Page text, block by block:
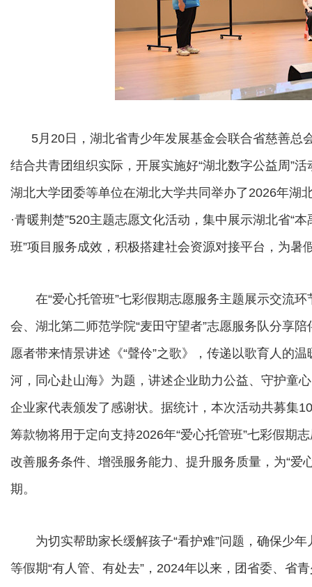
5月20日，湖北省青少年发展基金会联合省慈善总
结合共青团组织实际，开展实施好“湖北数字公益周”
湖北大学团委等单位在湖北大学共同举办了2026年湖
·青暖荆楚”520主题志愿文化活动，集中展示湖北省“
班”项目服务成效，积极搭建社会资源对接平台，为暑
在“爱心托管班”七彩假期志愿服务主题展示交流环
会、湖北第二师范学院“麦田守望者”志愿服务队分享
愿者带来情景讲述《“聲伶”之歌》，传递以歌育人的
河，同心赴山海》为题，讲述企业助力公益、守护童
企业家代表颁发了感谢状。据统计，本次活动共募集
筹款物将用于定向支持2026年“爱心托管班”七彩假期
改善服务条件、增强服务能力、提升服务质量，为“爱
期。
为切实帮助家长缓解孩子“看护难”问题，确保少年
等假期“有人管、有处去”，2024年以来，团省委、省